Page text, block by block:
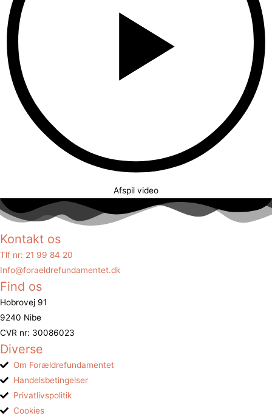
Afspil video
Kontakt os
Tlf nr: 21 99 84 20
Info@foraeldrefundamentet.dk
Find os
Hobrovej 91
9240 Nibe
CVR nr: 30086023
Diverse
Om Forældrefundamentet
Handelsbetingelser
Privatlivspolitik
Cookies